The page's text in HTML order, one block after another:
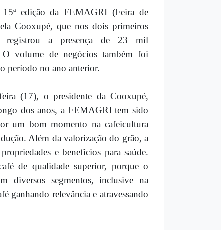
15ª edição da FEMAGRI (Feira de
Cooxupé, que nos dois primeiros
registrou a presença de 23 mil
O volume de negócios também foi
período no ano anterior.
(17), o presidente da Cooxupé,
dos anos, a FEMAGRI tem sido
um bom momento na cafeicultura
Além da valorização do grão, a
e benefícios para saúde.
de qualidade superior, porque o
diversos segmentos, inclusive na
ganhando relevância e atravessando